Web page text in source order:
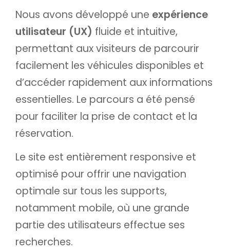
Nous avons développé une expérience
utilisateur (UX) fluide et intuitive,
permettant aux visiteurs de parcourir
facilement les véhicules disponibles et
d’accéder rapidement aux informations
essentielles. Le parcours a été pensé
pour faciliter la prise de contact et la
réservation.
Le site est entièrement responsive et
optimisé pour offrir une navigation
optimale sur tous les supports,
notamment mobile, où une grande
partie des utilisateurs effectue ses
recherches.